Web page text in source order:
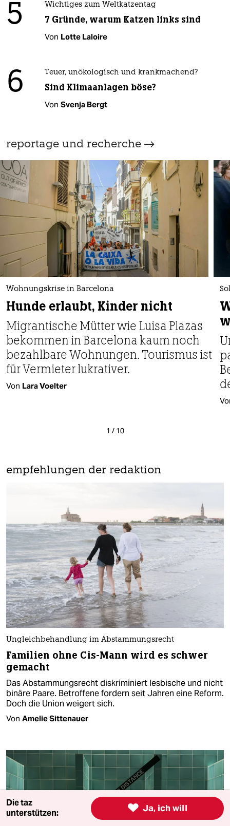
5 Wichtiges zum Weltkatzentag
7 Gründe, warum Katzen links sind
Von Lotte Laloire
6 Teuer, unökologisch und krankmachend?
Sind Klimaanlagen böse?
Von Svenja Bergt
reportage und recherche
Wohnungskrise in Barcelona
Hunde erlaubt, Kinder nicht
Migrantische Mütter wie Luisa Plazas
bekommen in Barcelona kaum noch
bezahlbare Wohnungen. Tourismus ist
für Vermieter lukrativer.
Von Lara Voelter
1 / 10
empfehlungen der redaktion
Ungleichbehandlung im Abstammungsrecht
Familien ohne Cis-Mann wird es schwer
gemacht
Das Abstammungsrecht diskriminiert lesbische und nicht
binäre Paare. Betroffene fordern seit Jahren eine Reform.
Doch die Union weigert sich.
Von Amelie Sittenauer
 Ja, ich will
Die taz
unterstützen: